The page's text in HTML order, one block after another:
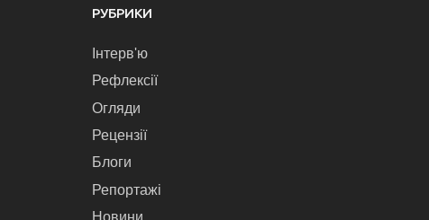
РУБРИКИ
Інтерв'ю
Рефлексії
Огляди
Рецензії
Блоги
Репортажі
Новини